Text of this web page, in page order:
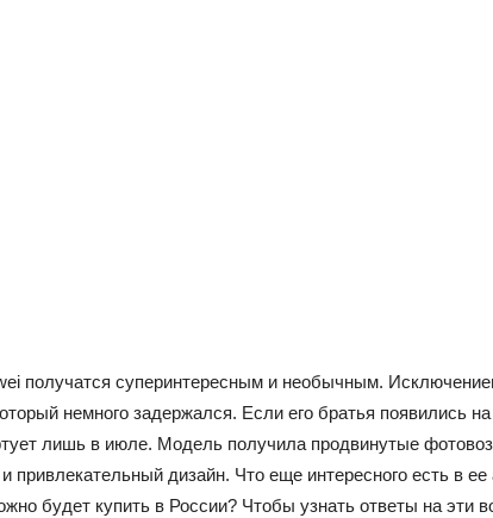
получатся суперинтересным и необычным.
немного задержался. Если его братья появились
лишь в июле. Модель получила продвинутые
привлекательный дизайн. Что еще интересного есть в ее
будет купить в России? Чтобы узнать ответы на эти